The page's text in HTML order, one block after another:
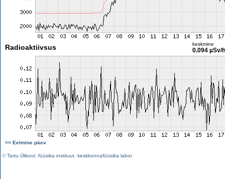
Radioaktiivsus keskmine
0.094 µSv/h
<< Eelmine päev
©Tartu Ülikool füüsika instituut keskkonnafüüsika labor